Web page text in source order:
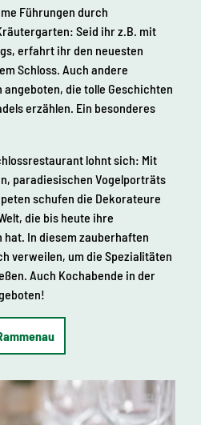
Führungen durch
Seid ihr z.B. mit
erfahrt ihr den neuesten
Schloss. Auch andere
die tolle Geschichten
erzählen. Ein besonderes
lohnt sich: Mit
paradiesischen Vogelporträts
schufen die Dekorateure
die bis heute ihre
In diesem zauberhaften
verweilen, um die Spezialitäten
Auch Kochabende in der